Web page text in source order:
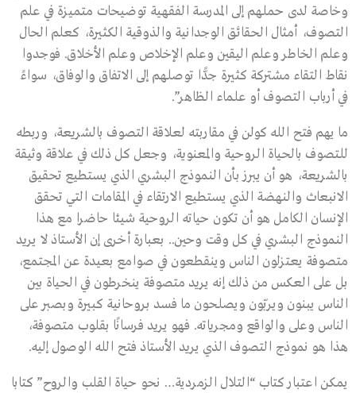
وخاصة لدى حملهم إلى المدرسة الفقهية توضيحات متميزة في علم
التصوف، أمثال الحقائق الوجدانية والذوقية الكثيرة، كعلم الحال
وعلم الخاطر وعلم اليقين وعلم الإخلاص وعلم الأخلاق. فوجدوا
نقاط التقاء مشتركة كثيرة جدًّا توصلهم إلى الاتفاق والوفاق، سواءً
في أرباب التصوف أو علماء الظاهر”.
ما يهم فتح الله كولن في مقاربته لعلاقة التصوف بالشريعة، وربطه
للتصوف بالحياة الروحية والمعنوية، وجعل كل ذلك في علاقة وثيقة
بالشريعة، هو أن يبرز بأن النموذج البشري الذي يستطيع تحقيق
الانبعاث والنهضة الذي يستطيع الارتقاء في المقامات التي تحقق
الإنسان الكامل هو أن تكون حياته الروحية شيئا حاضرا مع هذا
النموذج البشري في كل وقت وحين.. بعبارة أخرى إن الأستاذ لا يريد
متصوفة يعتزلون الناس وينقطعون في صوامع بعيدة عن المجتمع،
بل على العكس من ذلك إنه يريد متصوفة ينخرطون في الحياة بين
الناس يبنون ويربّون ويصلحون ما فسد بروحانية كبيرة وبصبر على
الناس وعلى والواقع ومجرياته. فهو يريد فرسانًا بقلوب متصوفة،
هذا هو نموذج التصوف الذي يريد الأستاذ فتح الله الوصول إليه.
يمكن اعتبار كتاب “التلال الزمردية… نحو حياة القلب والروح” كتابا